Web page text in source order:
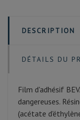
DESCRIPTION
DÉTAILS DU
Film d'adhésif
dangereuses.
(acétate